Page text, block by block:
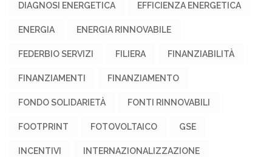
DIAGNOSI ENERGETICA EFFICIENZA ENERGETICA
ENERGIA ENERGIA RINNOVABILE
FEDERBIO SERVIZI FILIERA FINANZIABILITÀ
FINANZIAMENTI FINANZIAMENTO
FONDO SOLIDARIETÀ FONTI RINNOVABILI
FOOTPRINT FOTOVOLTAICO GSE
INCENTIVI INTERNAZIONALIZZAZIONE